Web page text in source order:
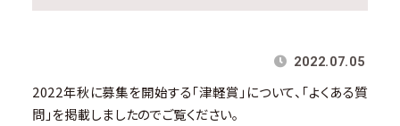
2022.07.05
2022年秋に募集を開始する「津軽賞」について、「よくある質
問」を掲載しましたのでご覧ください。